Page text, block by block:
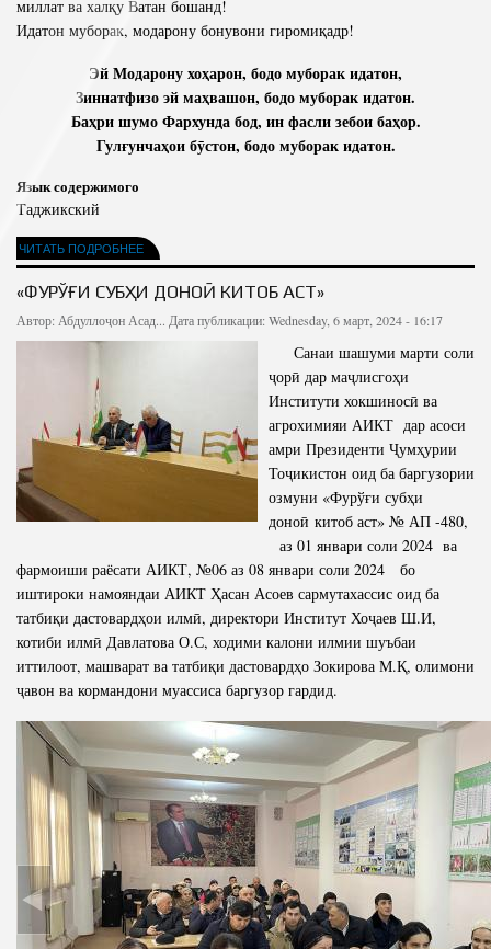
миллат ва халқу Ватан бошанд!
Идатон муборак, модарону бонувони гиромиқадр!
Эй Модарону хоҳарон, бодо муборак идатон,
Зиннатфизо эй маҳвашон, бодо муборак идатон.
Баҳри шумо Фархунда бод, ин фасли зебои баҳор.
Гулғунчаҳои бӯстон, бодо муборак идатон.
Язык содержимого
Таджикский
ЧИТАТЬ ПОДРОБНЕЕ
«ФУРЎҒИ СУБҲИ ДОНОӢ КИТОБ АСТ»
Автор: Абдуллоҷон Асад... Дата публикации: Wednesday, 6 март, 2024 - 16:17
Санаи шашуми марти соли
ҷорӣ дар маҷлисгоҳи
Институти хокшиносӣ ва
агрохимияи АИКТ дар асоси
амри Президенти Ҷумҳурии
Тоҷикистон оид ба баргузории
озмуни «Фурўғи субҳи
доноӣ китоб аст» № АП -480,
аз 01 январи соли 2024 ва
фармоиши раёсати АИКТ, №06 аз 08 январи соли 2024 бо
иштироки намояндаи АИКТ Ҳасан Асоев сармутахассис оид ба
татбиқи дастовардҳои илмӣ, директори Институт Хоҷаев Ш.И,
котиби илмӣ Давлатова О.С, ходими калони илмии шуъбаи
иттилоот, машварат ва татбиқи дастовардҳо Зокирова М.Қ, олимони
ҷавон ва кормандони муассиса баргузор гардид.